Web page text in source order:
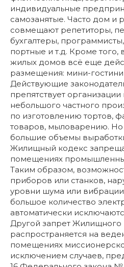
индивидуальные
самозанятые. Часто дом и
совмещают репетиторы,
бухгалтеры,
портные и т.д. Кроме того,
жилых домов всё еще
размещения: мини-
Действующие
препятствует
небольшого частного
по изготовлению тортов,
товаров, мыловарению. Но
большие объемы
Жилищный кодекс
помещениях
Таким образом,
приборов или станков,
уровни шума или
большое количество
автоматически
Другой запрет Жилищного
распространяется на
помещениях
исключением случаев,